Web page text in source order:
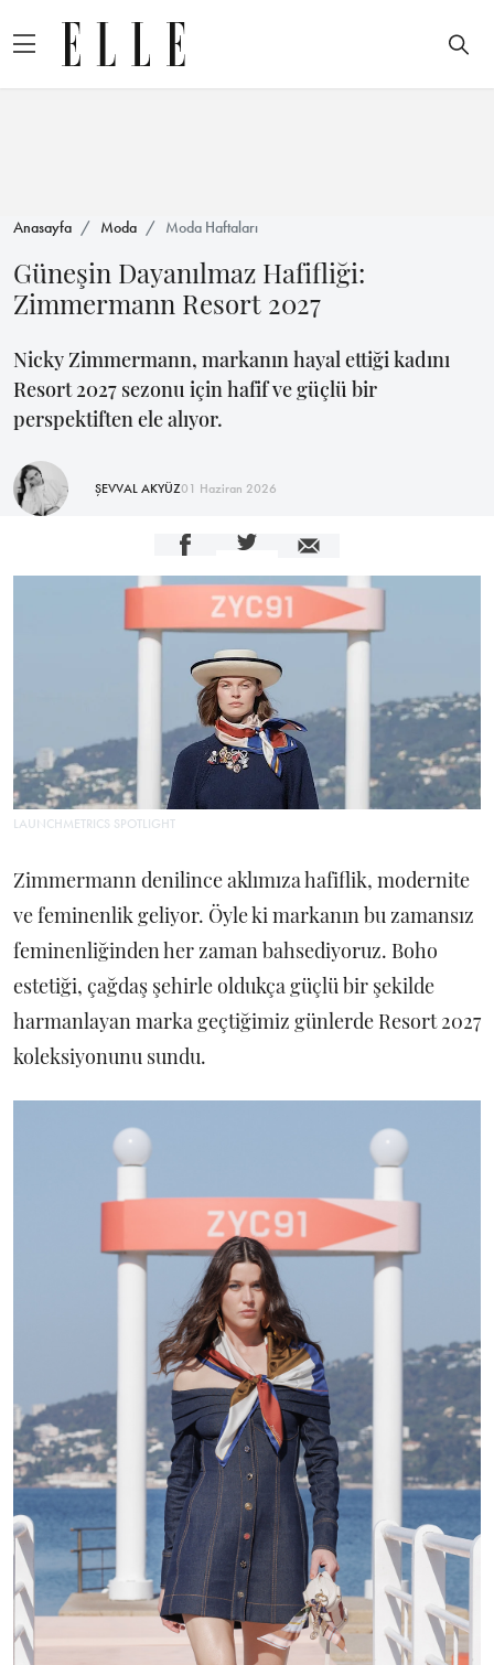
Anasayfa Moda Moda Haftaları
Güneşin Dayanılmaz Hafifliği:
Zimmermann Resort 2027
Nicky Zimmermann, markanın hayal ettiği kadını
Resort 2027 sezonu için hafif ve güçlü bir
perspektiften ele alıyor.
ŞEVVAL AKYÜZ01 Haziran 2026
LAUNCHMETRICS SPOTLIGHT
Zimmermann denilince aklımıza hafiflik, modernite
ve feminenlik geliyor. Öyle ki markanın bu zamansız
feminenliğinden her zaman bahsediyoruz. Boho
estetiği, çağdaş şehirle oldukça güçlü bir şekilde
harmanlayan marka geçtiğimiz günlerde Resort 2027
koleksiyonunu sundu.